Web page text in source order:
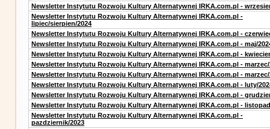
Newsletter Instytutu Rozwoju Kultury Alternatywnej IRKA.com.pl -
Newsletter Instytutu Rozwoju Kultury Alternatywnej IRKA.com.pl -
lipiec/sierpien/2024
Newsletter Instytutu Rozwoju Kultury Alternatywnej IRKA.com.pl -
Newsletter Instytutu Rozwoju Kultury Alternatywnej IRKA.com.pl - maj/
Newsletter Instytutu Rozwoju Kultury Alternatywnej IRKA.com.pl -
Newsletter Instytutu Rozwoju Kultury Alternatywnej IRKA.com.pl - marzec/
Newsletter Instytutu Rozwoju Kultury Alternatywnej IRKA.com.pl - marzec/
Newsletter Instytutu Rozwoju Kultury Alternatywnej IRKA.com.pl - luty/
Newsletter Instytutu Rozwoju Kultury Alternatywnej IRKA.com.pl -
Newsletter Instytutu Rozwoju Kultury Alternatywnej IRKA.com.pl -
Newsletter Instytutu Rozwoju Kultury Alternatywnej IRKA.com.pl -
pazdziernik/2023